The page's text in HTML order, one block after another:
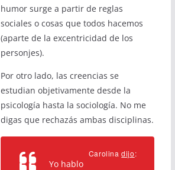
humor surge a partir de reglas
sociales o cosas que todos hacemos
(aparte de la excentricidad de los
personjes).
Por otro lado, las creencias se
estudian objetivamente desde la
psicología hasta la sociología. No me
digas que rechazás ambas disciplinas.
Carolinadijo:
Yo hablo